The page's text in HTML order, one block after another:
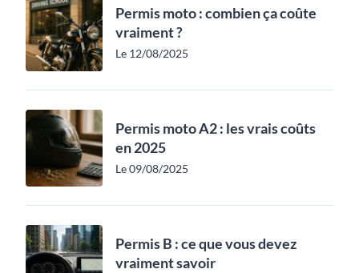
Permis moto : combien ça coûte
vraiment ?
Le 12/08/2025
Permis moto A2 : les vrais coûts
en 2025
Le 09/08/2025
Permis B : ce que vous devez
vraiment savoir